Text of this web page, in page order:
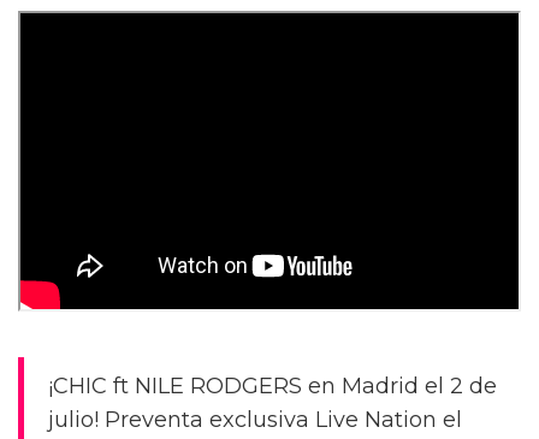
¡CHIC ft NILE RODGERS en Madrid el 2 de
julio! Preventa exclusiva Live Nation el